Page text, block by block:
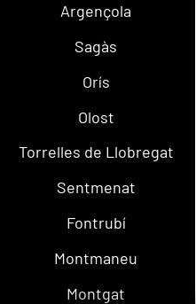
Argençola
Sagàs
Orís
Olost
Torrelles de Llobregat
Sentmenat
Fontrubí
Montmaneu
Montgat